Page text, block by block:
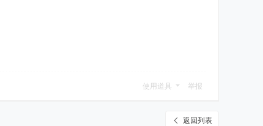
使用道具 举报
返回列表